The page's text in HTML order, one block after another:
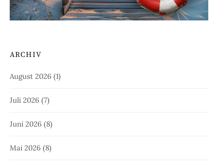
ARCHIV
August 2026 (1)
Juli 2026 (7)
Juni 2026 (8)
Mai 2026 (8)